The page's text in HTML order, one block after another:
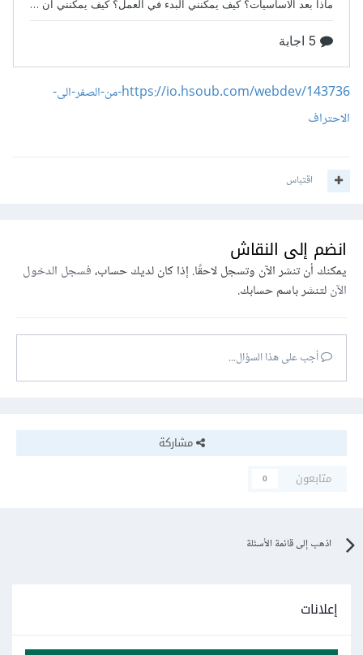
https://io.hsoub.com/webdev/143736-من-الصفر-الى-
الاحتراف
اقتباس
انضم إلى النقاش
يمكنك أن تنشر الآن وتسجل لاحقًا. إذا كان لديك حساب،فسجل الدخول
الآنلتنشر باسم حسابك.
أجب على هذا السؤال...
مشاركة
متابعون
0
اذهب إلى قائمة الأسئلة
إعلانات